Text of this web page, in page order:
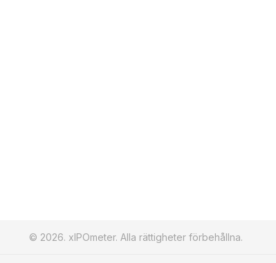
© 2026. xIPOmeter. Alla rättigheter förbehållna.